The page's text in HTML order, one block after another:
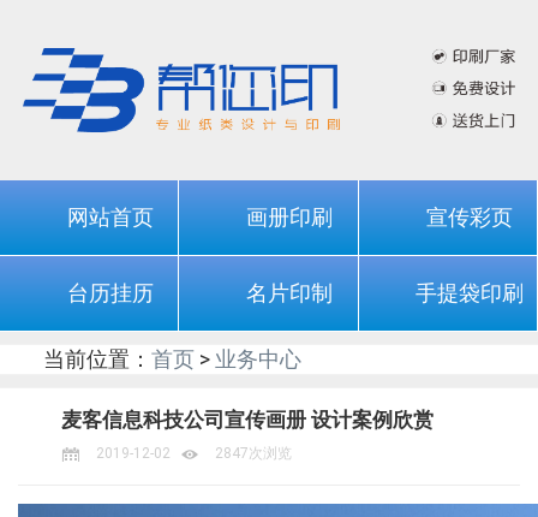
网站首页 画册印刷 宣传彩页
台历挂历 名片印制 手提袋印刷
当前位置： 首页> 业务中心
麦客信息科技公司宣传画册 设计案例欣赏
2019-12-02 2847次浏览